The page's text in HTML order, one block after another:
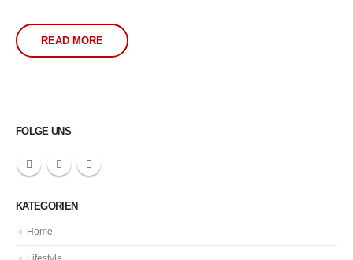
READ MORE
FOLGE UNS
KATEGORIEN
Home